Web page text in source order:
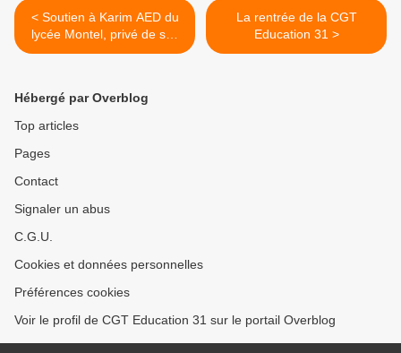
< Soutien à Karim AED du
lycée Montel, privé de ses
papiers.
La rentrée de la CGT
Education 31 >
Hébergé par Overblog
Top articles
Pages
Contact
Signaler un abus
C.G.U.
Cookies et données personnelles
Préférences cookies
Voir le profil de CGT Education 31 sur le portail Overblog